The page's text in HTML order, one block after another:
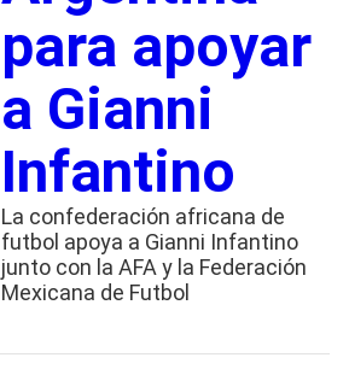
para apoyar
a Gianni
Infantino
La confederación africana de
futbol apoya a Gianni Infantino
junto con la AFA y la Federación
Mexicana de Futbol